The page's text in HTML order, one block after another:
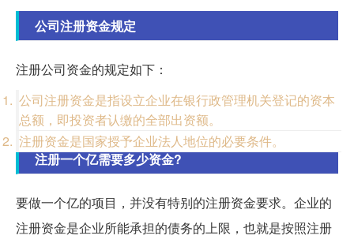
公司注册资金规定
注册公司资金的规定如下：
公司注册资金是指设立企业在银行政管理机关登记的资本
总额，即投资者认缴的全部出资额。
注册资金是国家授予企业法人地位的必要条件。
注册一个亿需要多少资金?
要做一个亿的项目，并没有特别的注册资金要求。企业的
注册资金是企业所能承担的债务的上限，也就是按照注册